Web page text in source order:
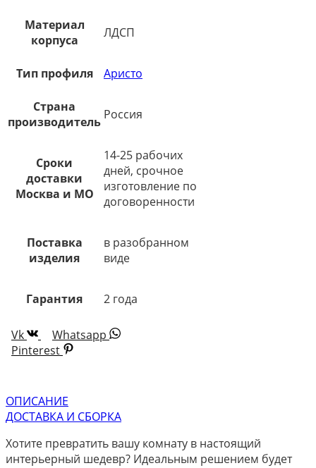
Материал
корпуса
ЛДСП
Тип профиля Аристо
Страна
производитель Россия
Сроки
доставки
Москва и МО
14-25 рабочих
дней, срочное
изготовление по
договоренности
Поставка
изделия
в разобранном
виде
Гарантия 2 года
Vk
Whatsapp
Pinterest
ОПИСАНИЕ
ДОСТАВКА И СБОРКА
Хотите превратить вашу комнату в настоящий
интерьерный шедевр? Идеальным решением будет